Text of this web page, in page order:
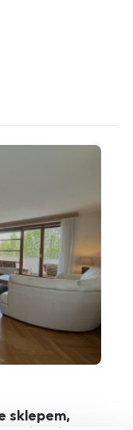
sklepem,